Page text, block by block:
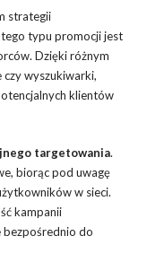
strategii
typu promocji jest
Dzięki różnym
wyszukiwarki,
klientów
targetowania.
biorąc pod uwagę
w sieci.
kampanii
bezpośrednio do